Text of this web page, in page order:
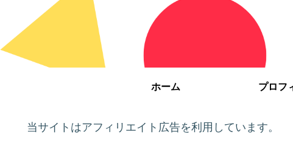
ホーム プロフ
当サイトはアフィリエイト広告を利用しています。